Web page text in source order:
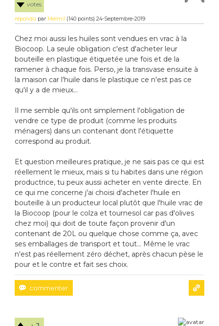
votes
répondu par Melmil (140 points) 24-Septembre-2019
Chez moi aussi les huiles sont vendues en vrac à la
Biocoop. La seule obligation c'est d'acheter leur
bouteille en plastique étiquetée une fois et de la
ramener à chaque fois. Perso, je la transvase ensuite à
la maison car l'huile dans le plastique ce n'est pas ce
qu'il y a de mieux...
Il me semble qu'ils ont simplement l'obligation de
vendre ce type de produit (comme les produits
ménagers) dans un contenant dont l'étiquette
correspond au produit.
Et question meilleures pratique, je ne sais pas ce qui est
réellement le mieux, mais si tu habites dans une région
productrice, tu peux aussi acheter en vente directe. En
ce qui me concerne j'ai choisi d'acheter l'huile en
bouteille à un producteur local plutôt que l'huile vrac de
la Biocoop (pour le colza et tournesol car pas d'olives
chez moi) qui doit de toute façon provenir d'un
contenant de 20L ou quelque chose comme ça, avec
ses emballages de transport et tout... Même le vrac
n'est pas réellement zéro déchet, après chacun pèse le
pour et le contre et fait ses choix.